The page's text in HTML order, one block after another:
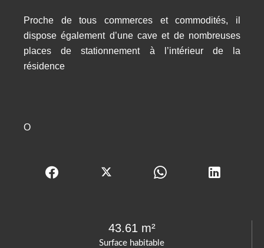
Surface habitable
43.61 m²
Proche de tous commerces et commodités, il
dispose également d’une cave et de nombreuses
places de stationnement à l’intérieur de la
résidence
O